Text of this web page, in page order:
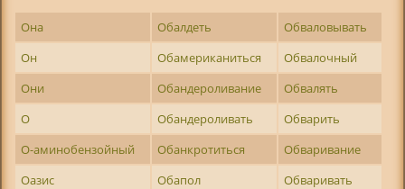
Она Обалдеть
Обваловывать
Он
Обамериканиться
Обвалочный
Они
Обандероливание
Обвалять
О
Обандероливать
Обварить
О-аминобензойный
Обанкротиться
Обваривание
Оазис
Обапол
Обваривать